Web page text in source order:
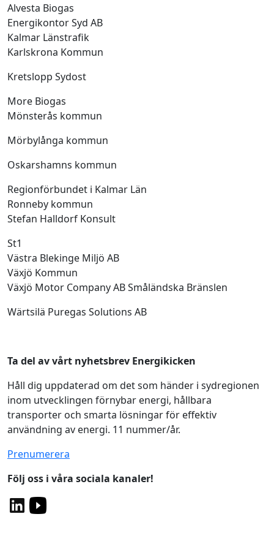
Alvesta Biogas
Energikontor Syd AB
Kalmar Länstrafik
Karlskrona Kommun
Kretslopp Sydost
More Biogas
Mönsterås kommun
Mörbylånga kommun
Oskarshamns kommun
Regionförbundet i Kalmar Län
Ronneby kommun
Stefan Halldorf Konsult
St1
Västra Blekinge Miljö AB
Växjö Kommun
Växjö Motor Company AB Småländska Bränslen
Wärtsilä Puregas Solutions AB
Ta del av vårt nyhetsbrev Energikicken
Håll dig uppdaterad om det som händer i sydregionen
inom utvecklingen förnybar energi, hållbara
transporter och smarta lösningar för effektiv
användning av energi. 11 nummer/år.
Prenumerera
Följ oss i våra sociala kanaler!